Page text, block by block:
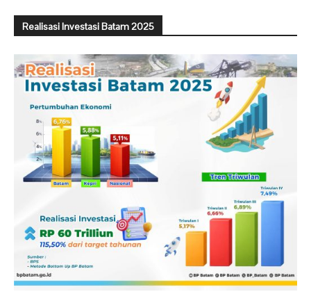
Realisasi Investasi Batam 2025